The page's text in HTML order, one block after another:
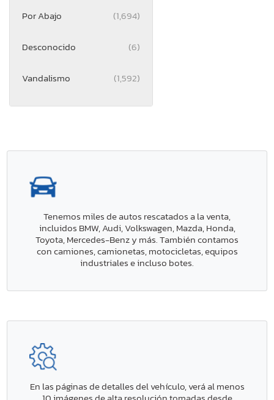
Por Abajo (1,694)
Desconocido (6)
Vandalismo (1,592)
Tenemos miles de autos rescatados a la venta,
incluidos BMW, Audi, Volkswagen, Mazda, Honda,
Toyota, Mercedes-Benz y más. También contamos
con camiones, camionetas, motocicletas, equipos
industriales e incluso botes.
En las páginas de detalles del vehículo, verá al menos